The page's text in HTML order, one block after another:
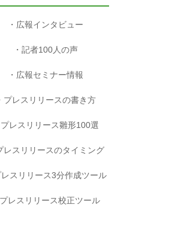
広報インタビュー
記者100人の声
広報セミナー情報
プレスリリースの書き方
プレスリリース雛形100選
レスリリースのタイミング
レスリリース3分作成ツール
プレスリリース校正ツール